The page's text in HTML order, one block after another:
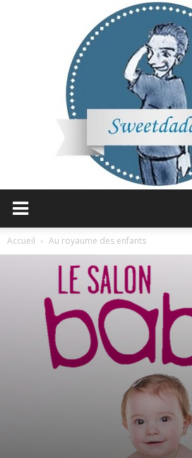
Accueil Au royaume des enfants